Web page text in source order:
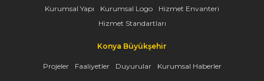
Kurumsal Yapı Kurumsal Logo
Hizmet Envanteri
Hizmet Standartları
Konya Büyükşehir
Projeler Faaliyetler Duyurular Kurumsal Haberler